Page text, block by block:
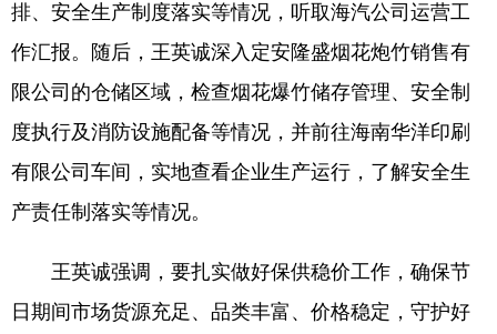
排、安全生产制度落实等情况，听取海汽公司运营工
作汇报。随后，王英诚深入定安隆盛烟花炮竹销售有
限公司的仓储区域，检查烟花爆竹储存管理、安全制
度执行及消防设施配备等情况，并前往海南华洋印刷
有限公司车间，实地查看企业生产运行，了解安全生
产责任制落实等情况。
王英诚强调，要扎实做好保供稳价工作，确保节
日期间市场货源充足、品类丰富、价格稳定，守护好